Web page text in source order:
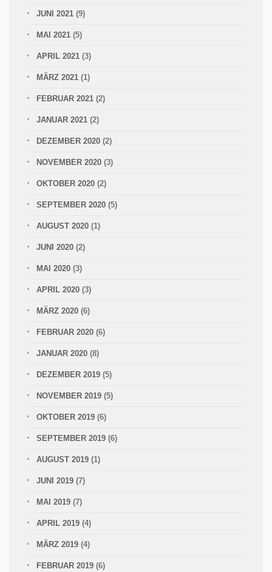
JUNI 2021 (9)
MAI 2021 (5)
APRIL 2021 (3)
MÄRZ 2021 (1)
FEBRUAR 2021 (2)
JANUAR 2021 (2)
DEZEMBER 2020 (2)
NOVEMBER 2020 (3)
OKTOBER 2020 (2)
SEPTEMBER 2020 (5)
AUGUST 2020 (1)
JUNI 2020 (2)
MAI 2020 (3)
APRIL 2020 (3)
MÄRZ 2020 (6)
FEBRUAR 2020 (6)
JANUAR 2020 (8)
DEZEMBER 2019 (5)
NOVEMBER 2019 (5)
OKTOBER 2019 (6)
SEPTEMBER 2019 (6)
AUGUST 2019 (1)
JUNI 2019 (7)
MAI 2019 (7)
APRIL 2019 (4)
MÄRZ 2019 (4)
FEBRUAR 2019 (6)